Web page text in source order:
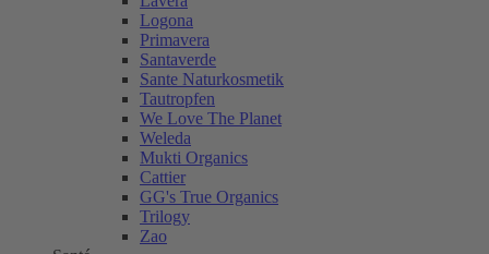
Logona
Primavera
Santaverde
Sante Naturkosmetik
Tautropfen
We Love The Planet
Weleda
Mukti Organics
Cattier
GG's True Organics
Trilogy
Zao